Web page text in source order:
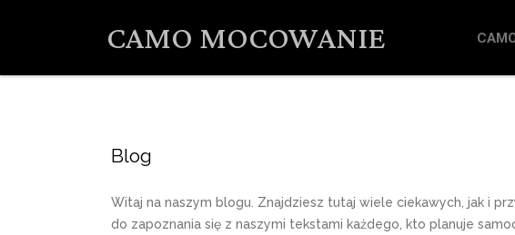
CAMO MOCOWANIE
Blog
Witaj na naszym blogu. Znajdziesz tutaj wiele ciekawych, jak i
do zapoznania się z naszymi tekstami każdego, kto planuje